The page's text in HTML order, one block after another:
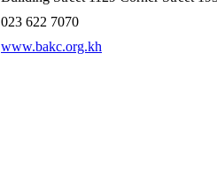
​ 023 622 7070
www.bakc.org.kh